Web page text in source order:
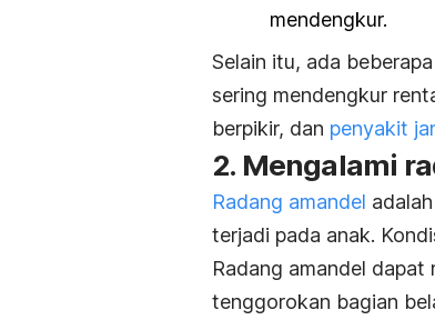
mendengkur.
Selain itu, ada
sering mendengkur
berpikir, dan penyakit
2. Mengalami
Radang amandel
terjadi pada anak.
Radang amandel
tenggorokan bagian